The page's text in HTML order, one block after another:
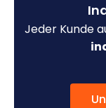
Jeder Kunde